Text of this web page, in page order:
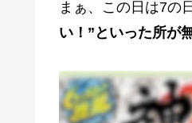
まぁ、この日は7の
い！”といった所が